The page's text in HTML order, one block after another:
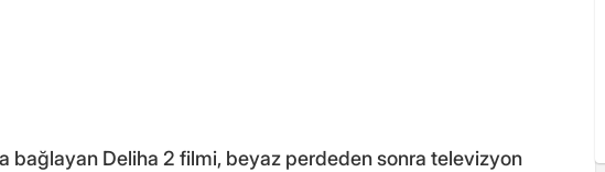
bağlayan Deliha 2 filmi, beyaz perdeden sonra televizyon